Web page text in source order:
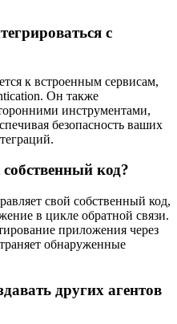
с
к встроенным сервисам,
Он также
инструментами,
безопасность ваших
код?
свой собственный код,
в цикле обратной связи.
приложения через
обнаруженные
других агентов